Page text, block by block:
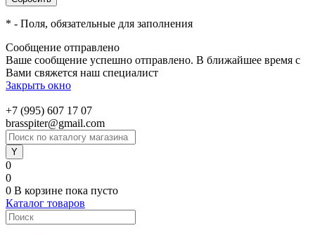
* - Поля, обязательные для заполнения
Сообщение отправлено
Ваше сообщение успешно отправлено. В ближайшее время с
Вами свяжется наш специалист
Закрыть окно
+7 (995) 607 17 07
brasspiter@gmail.com
0
0
0 В корзине пока пусто
Каталог товаров